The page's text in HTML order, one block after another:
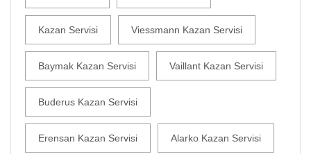
Kazan Servisi Viessmann Kazan Servisi
Baymak Kazan Servisi Vaillant Kazan Servisi
Buderus Kazan Servisi
Erensan Kazan Servisi Alarko Kazan Servisi